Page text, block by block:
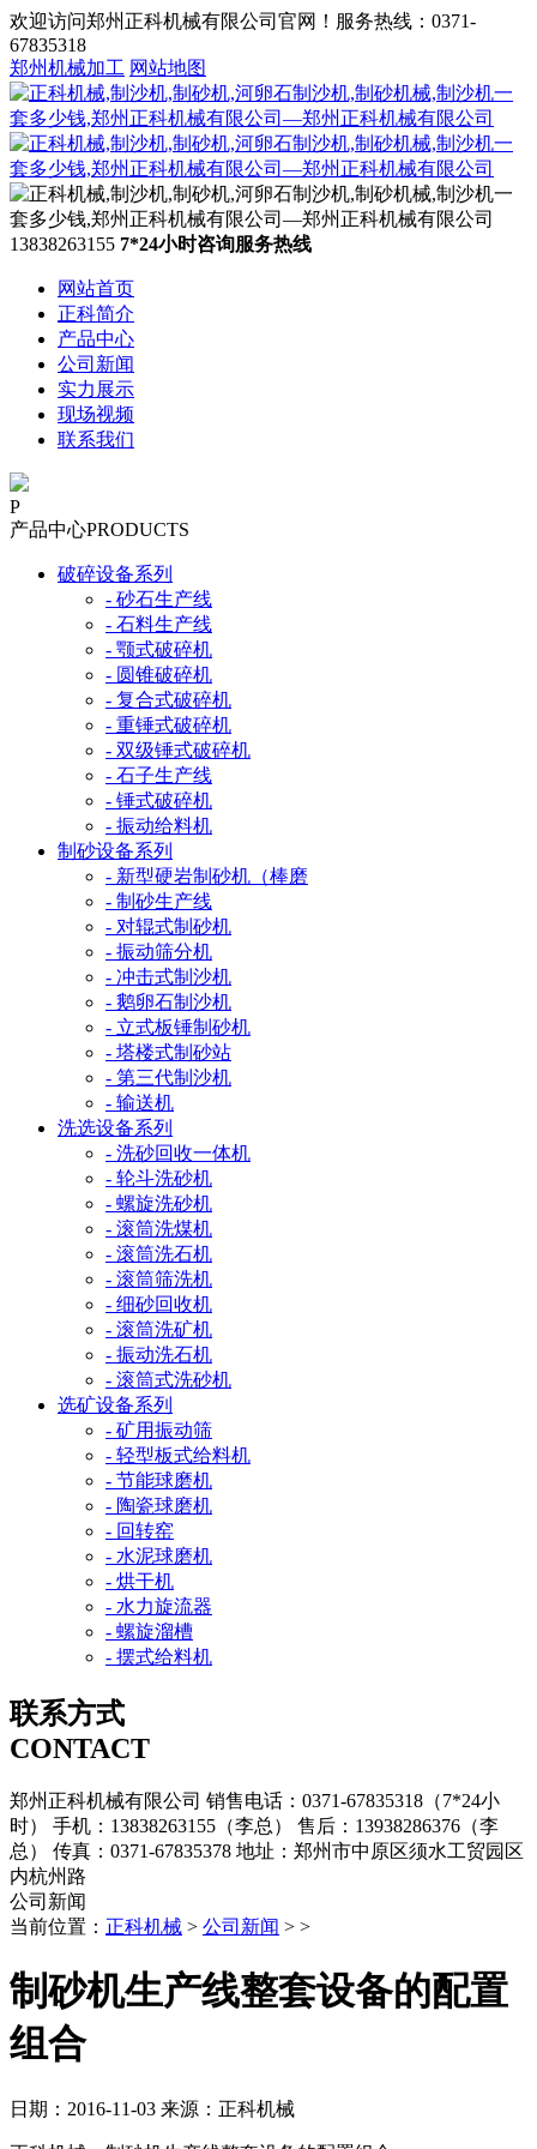
欢迎访问郑州正科机械有限公司官网！服务热线：0371-
67835318
郑州机械加工 网站地图
13838263155 7*24小时咨询服务热线
网站首页
正科简介
产品中心
公司新闻
实力展示
现场视频
联系我们
P
产品中心PRODUCTS
破碎设备系列
- 砂石生产线
- 石料生产线
- 颚式破碎机
- 圆锥破碎机
- 复合式破碎机
- 重锤式破碎机
- 双级锤式破碎机
- 石子生产线
- 锤式破碎机
- 振动给料机
制砂设备系列
- 新型硬岩制砂机（棒磨
- 制砂生产线
- 对辊式制砂机
- 振动筛分机
- 冲击式制沙机
- 鹅卵石制沙机
- 立式板锤制砂机
- 塔楼式制砂站
- 第三代制沙机
- 输送机
洗选设备系列
- 洗砂回收一体机
- 轮斗洗砂机
- 螺旋洗砂机
- 滚筒洗煤机
- 滚筒洗石机
- 滚筒筛洗机
- 细砂回收机
- 滚筒洗矿机
- 振动洗石机
- 滚筒式洗砂机
选矿设备系列
- 矿用振动筛
- 轻型板式给料机
- 节能球磨机
- 陶瓷球磨机
- 回转窑
- 水泥球磨机
- 烘干机
- 水力旋流器
- 螺旋溜槽
- 摆式给料机
联系方式
CONTACT
郑州正科机械有限公司 销售电话：0371-67835318（7*24小
时）
手机：13838263155（李总）
售后：13938286376（李
总）
传真：0371-67835378 地址：郑州市中原区须水工贸园区
内杭州路
公司新闻
当前位置： 正科机械 > 公司新闻 > >
制砂机生产线整套设备的配置
组合
日期：2016-11-03 来源：正科机械